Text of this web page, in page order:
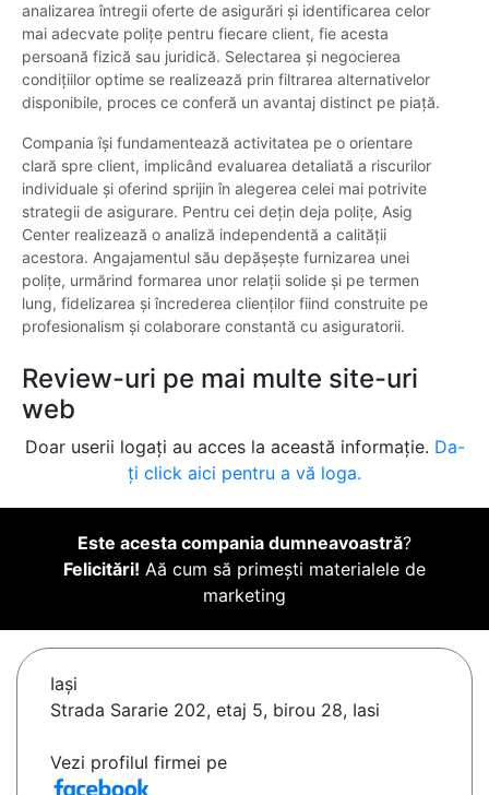
analizarea întregii oferte de asigurări și identificarea celor
mai adecvate polițe pentru fiecare client, fie acesta
persoană fizică sau juridică. Selectarea și negocierea
condițiilor optime se realizează prin filtrarea alternativelor
disponibile, proces ce conferă un avantaj distinct pe piață.
Compania își fundamentează activitatea pe o orientare
clară spre client, implicând evaluarea detaliată a riscurilor
individuale și oferind sprijin în alegerea celei mai potrivite
strategii de asigurare. Pentru cei dețin deja polițe, Asig
Center realizează o analiză independentă a calității
acestora. Angajamentul său depășește furnizarea unei
polițe, urmărind formarea unor relații solide și pe termen
lung, fidelizarea și încrederea clienților fiind construite pe
profesionalism și colaborare constantă cu asiguratorii.
Review-uri pe mai multe site-uri
web
Doar userii logați au acces la această informație. Da-
ți click aici pentru a vă loga.
Este acesta compania dumneavoastră?
Felicitări! Aă cum să primești materialele de
marketing
Iaşi
Strada Sararie 202, etaj 5, birou 28, Iasi
Vezi profilul firmei pe